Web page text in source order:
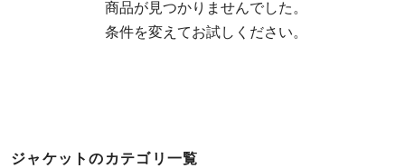
  条件を変えてお試しください。
ジャケットのカテゴリ一覧